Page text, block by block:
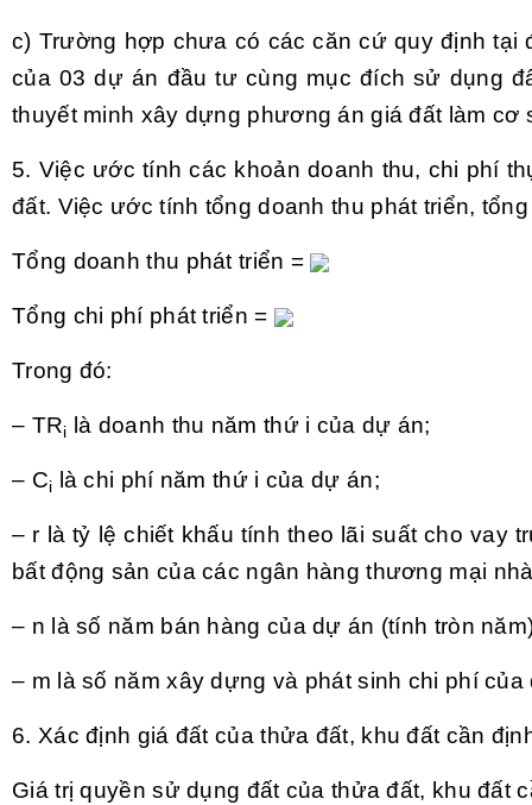
c) Trường hợp chưa có các căn cứ quy định tại
của 03 dự án đầu tư cùng mục đích sử dụng
thuyết minh xây dựng phương án giá đất làm cơ
5. Việc ước tính các khoản doanh thu, chi phí
đất. Việc ước tính tổng doanh thu phát triển,
Tổng doanh thu phát triển =
Tổng chi phí phát triển =
Trong đó:
– TRi là doanh thu năm thứ i của dự án;
– Ci là chi phí năm thứ i của dự án;
– r là tỷ lệ chiết khấu tính theo lãi suất chovay
bất động sản của các ngân hàng thương mại
– n là số năm bán hàng của dự án (tính tròn
– m là số năm xây dựng và phát sinh chi phí
6. Xác định giá đất của thửa đất, khu đất cần
Giá trị quyền sử dụng đất của thửa đất, khu đất